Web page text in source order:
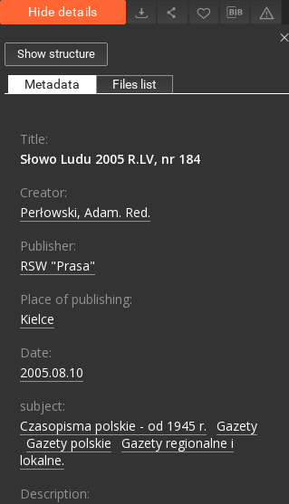
Hide details
Show structure
Metadata Files list
Title:
Słowo Ludu 2005 R.LV, nr 184
Creator:
Perłowski, Adam. Red.
Publisher:
RSW "Prasa"
Place of publishing:
Kielce
Date:
2005.08.10
subject:
Czasopisma polskie - od 1945 r.
Gazety
Gazety polskie
Gazety regionalne i
lokalne.
Description: